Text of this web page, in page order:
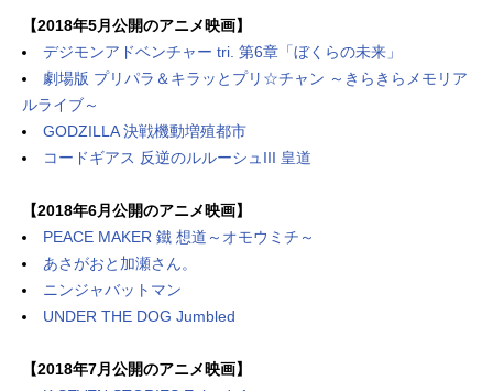
【2018年5月公開のアニメ映画】
デジモンアドベンチャー tri. 第6章「ぼくらの未来」
劇場版 プリパラ＆キラッとプリ☆チャン ～きらきらメモリア
ルライブ～
GODZILLA 決戦機動増殖都市
コードギアス 反逆のルルーシュIII 皇道
【2018年6月公開のアニメ映画】
PEACE MAKER 鐵 想道～オモウミチ～
あさがおと加瀬さん。
ニンジャバットマン
UNDER THE DOG Jumbled
【2018年7月公開のアニメ映画】